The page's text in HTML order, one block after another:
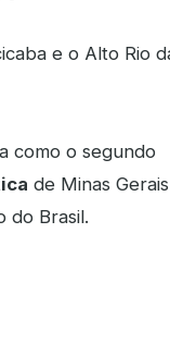
e o Alto Rio
como o segundo
de Minas
do Brasil.